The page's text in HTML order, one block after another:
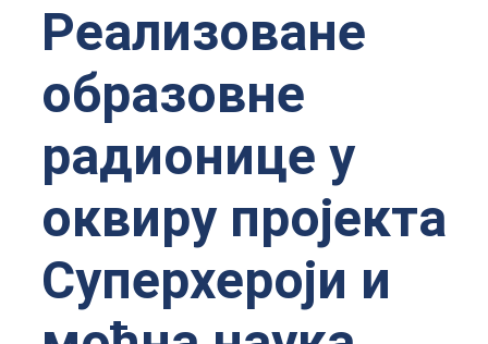
Реализоване
образовне
радионице у
оквиру пројекта
Суперхероји и